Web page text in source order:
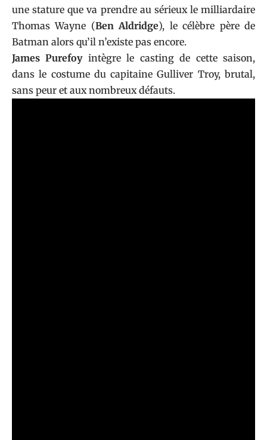
une stature que va prendre au sérieux le milliardaire
Thomas Wayne (Ben Aldridge), le célèbre père de
Batman alors qu’il n’existe pas encore.
James Purefoyintègre le casting de cette saison,
dans le costume du capitaine Gulliver Troy, brutal,
sans peur et aux nombreux défauts.